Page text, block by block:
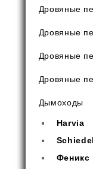
Дровяные
Дровяные
Дровяные
Дровяные
Дымоходы
Harvia
Феникс